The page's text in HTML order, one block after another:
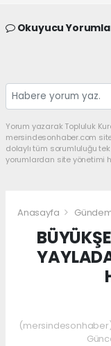
Okuyucu
Yorum yazarak Topluluk
mersindesonhaber.com
dolaylı tüm sorumluluğu
yorumlardan site yönetimi
Anasayfa